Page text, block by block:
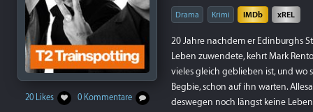
20 Likes 0 Kommentare
Drama Krimi IMDb xREL
20 Jahre nachdem er Edinburghs
Leben zuwendete, kehrt Mark
vieles gleich geblieben ist, und wo
Begbie, schon auf ihn warten.
deswegen noch längst keine